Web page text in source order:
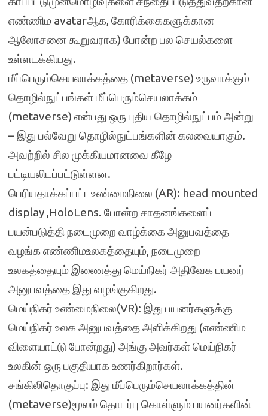
எண்ணிம avatarஆக, கோரிக்கைகளுக்கான
ஆலோசனை கூறுவராக) போன்ற பல செயல்களை
உள்ளடக்கியது.
மீப்பெரும்செயலாக்கத்தை (metaverse) உருவாக்கும்
தொழில்நுட்பங்கள் மீப்பெரும்செயலாக்கம்
(metaverse) என்பது ஒரு புதிய தொழில்நுட்பம் அன்று
– இது பல்வேறு தொழில்நுட்பங்களின் கலவையாகும்.
அவற்றில் சில முக்கியமானவை கீழே
பட்டியலிடப்பட்டுள்ளன.
பெரியதாக்கப்பட்டஉண்மைநிலை (AR): head mounted
display ,HoloLens. போன்ற சாதனங்களைப்
பயன்படுத்தி நடைமுறை வாழ்க்கை அனுபவத்தை
வழங்க எண்ணிமஉலகத்தையும், நடைமுறை
உலகத்தையும் இணைத்து மெய்நிகர் அதிவேக பயனர்
அனுபவத்தை இது வழங்குகிறது.
மெய்நிகர் உண்மைநிலை(VR): இது பயனர்களுக்கு
மெய்நிகர் உலக அனுபவத்தை அளிக்கிறது (எண்ணிம
விளையாட்டு போன்றது) அங்கு அவர்கள் மெய்நிகர்
உலகின் ஒரு பகுதியாக உணர்கிறார்கள்.
சங்கிலிதொகுப்பு: இது மீப்பெரும்செயலாக்கத்தின்
(metaverse)மூலம் தொடர்பு கொள்ளும் பயனர்களின்